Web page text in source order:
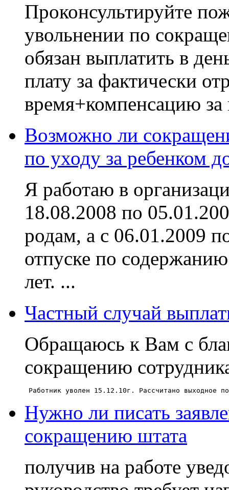
Проконсультируйте
увольнении по
обязан выплатить в
плату за фактически
время+компенсацию за
Возможно ли
по уходу за ребенком
Я работаю в
18.08.2008 по
родам, а с 06.01.2009
отпуске по
лет. ...
Частный случай
Обращаюсь к Вам с
сокращению
Нужно ли писать
сокращению штата
получив на работе